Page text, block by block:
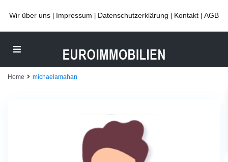
Wir über uns Impressum Datenschutzerklärung Kontakt AGB
Home michaelamahan